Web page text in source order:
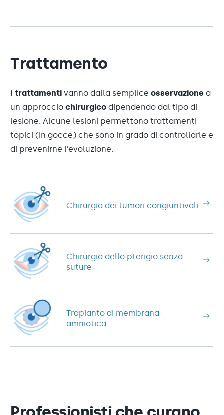
Trattamento
I trattamenti vanno dalla semplice osservazione a
un approccio chirurgico dipendendo dal tipo di
lesione. Alcune lesioni permettono trattamenti
topici (in gocce) che sono in grado di controllarle e
di prevenirne l’evoluzione.
Chirurgia dei tumori congiuntivali
Chirurgia dello pterigio senza
suture
Trapianto di membrana
amniotica